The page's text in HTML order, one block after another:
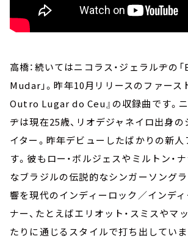
高橋：続いてはニコラス・ジェラルヂの
Mudar」。昨年10月リリースのファース
Outro Lugar do Ceu』の収録曲です。
ヂは現在25歳、リオデジャネイロ出身
イター。昨年デビューしたばかりの新人
す。彼もロー・ボルジェスやミルトン・
なブラジルの伝説的なシンガーソング
響を現代のインディーロック／インデ
ナー、たとえばエリオット・スミスやマ
たりに通じるスタイルで打ち出してい